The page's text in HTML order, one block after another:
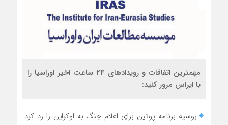
مهمترین اتفاقات و رویدادهای 24 ساعت اخیر اوراسیا را
با ایراس مرور کنید:
روسیه برنامه پوتین برای اعلام جنگ به اوکراین را رد کرد.